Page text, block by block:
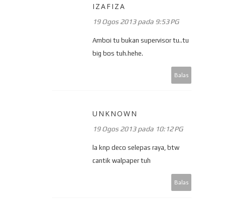
IZAFIZA
19 Ogos 2013 pada 9:53 PG
Amboi tu bukan supervisor tu..tu
big bos tuh.hehe.
Balas
UNKNOWN
19 Ogos 2013 pada 10:12 PG
la knp deco selepas raya, btw
cantik walpaper tuh
Balas